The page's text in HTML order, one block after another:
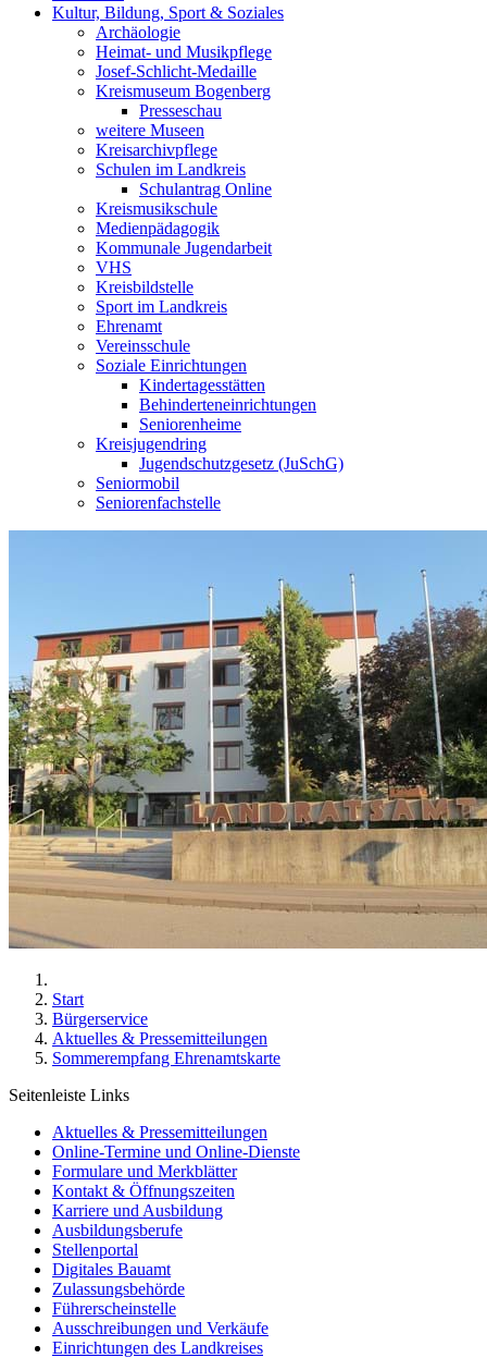
Kultur, Bildung, Sport & Soziales
Archäologie
Heimat- und Musikpflege
Josef-Schlicht-Medaille
Kreismuseum Bogenberg
Presseschau
weitere Museen
Kreisarchivpflege
Schulen im Landkreis
Schulantrag Online
Kreismusikschule
Medienpädagogik
Kommunale Jugendarbeit
VHS
Kreisbildstelle
Sport im Landkreis
Ehrenamt
Vereinsschule
Soziale Einrichtungen
Kindertagesstätten
Behinderteneinrichtungen
Seniorenheime
Kreisjugendring
Jugendschutzgesetz (JuSchG)
Seniormobil
Seniorenfachstelle
Start
Bürgerservice
Aktuelles & Pressemitteilungen
Sommerempfang Ehrenamtskarte
Seitenleiste Links
Aktuelles & Pressemitteilungen
Online-Termine und Online-Dienste
Formulare und Merkblätter
Kontakt & Öffnungszeiten
Karriere und Ausbildung
Ausbildungsberufe
Stellenportal
Digitales Bauamt
Zulassungsbehörde
Führerscheinstelle
Ausschreibungen und Verkäufe
Einrichtungen des Landkreises